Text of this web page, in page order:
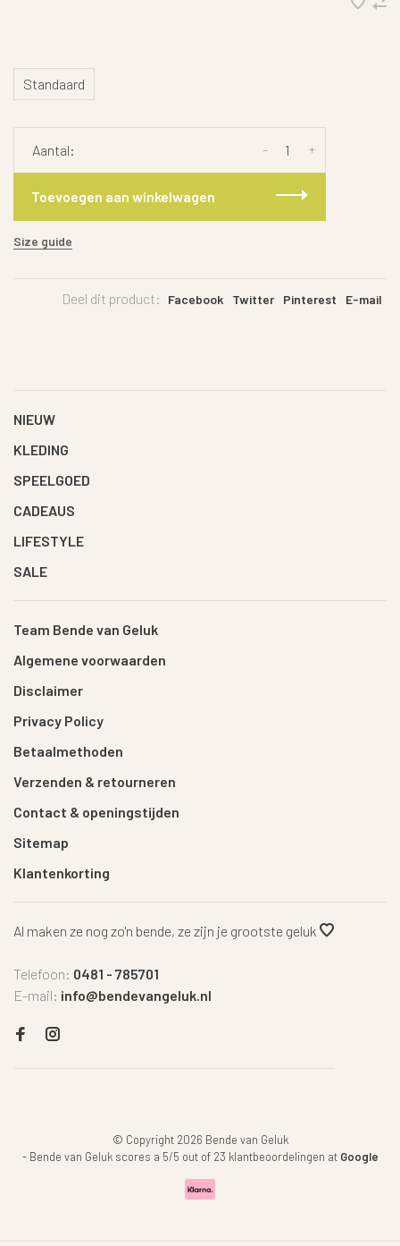
Standaard
Aantal: +
-
Toevoegen aan winkelwagen
Size guide
Deel dit product: Facebook Twitter Pinterest E-mail
NIEUW
KLEDING
SPEELGOED
CADEAUS
LIFESTYLE
SALE
Team Bende van Geluk
Algemene voorwaarden
Disclaimer
Privacy Policy
Betaalmethoden
Verzenden & retourneren
Contact & openingstijden
Sitemap
Klantenkorting
Al maken ze nog zo'n bende, ze zijn je grootste geluk
Telefoon: 0481 - 785701
E-mail: info@bendevangeluk.nl
© Copyright 2026 Bende van Geluk
- Bende van Geluk scores a 5/5 out of 23 klantbeoordelingen at Google